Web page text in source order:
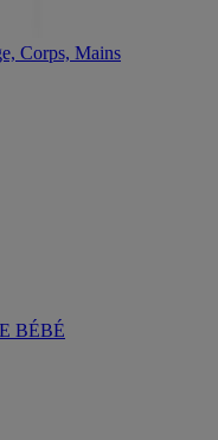
Corps, Mains
BÉBÉ